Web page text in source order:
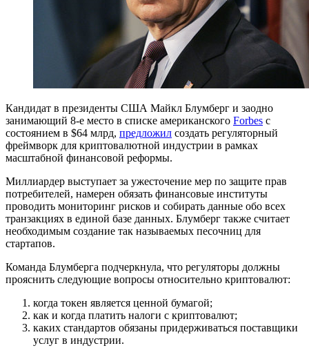
Кандидат в президенты США Майкл Блумберг и заодно
занимающий 8-е место в списке американского Forbes с
состоянием в $64 млрд, предложил создать регуляторный
фреймворк для криптовалютной индустрии в рамках
масштабной финансовой реформы.
Миллиардер выступает за ужесточение мер по защите прав
потребителей, намерен обязать финансовые институты
проводить мониторинг рисков и собирать данные обо всех
транзакциях в единой базе данных. Блумберг также считает
необходимым создание так называемых песочниц для
стартапов.
Команда Блумберга подчеркнула, что регуляторы должны
прояснить следующие вопросы относительно криптовалют:
когда токен является ценной бумагой;
как и когда платить налоги с криптовалют;
каких стандартов обязаны придерживаться поставщики
услуг в индустрии.